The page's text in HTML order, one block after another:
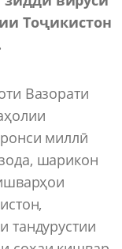
Тоҷикистон
Вазорати
миллӣ
шарикон
тандурустии